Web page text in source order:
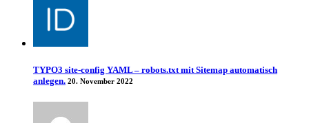
TYPO3 site-config YAML – robots.txt mit Sitemap automatisch
anlegen. 20. November 2022